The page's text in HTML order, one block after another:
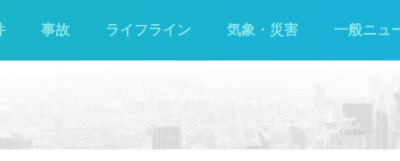
事故 ライフライン 気象・災害 一般ニュ